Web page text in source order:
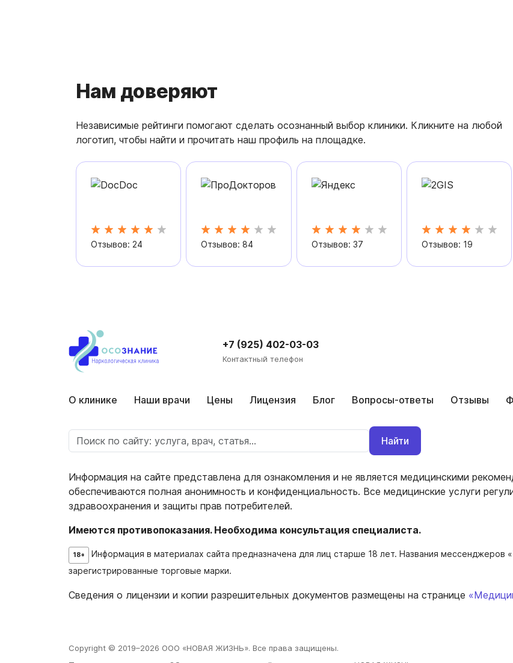
Нам доверяют
Независимые рейтинги помогают сделать осознанный выбор клиники. Кликните на любой
логотип, чтобы найти и прочитать наш профиль на площадке.
Отзывов: 24 Отзывов: 84 Отзывов: 37 Отзывов: 19
+7 (925) 402-03-03
Контактный телефон
О клинике Наши врачи Цены Лицензия Блог Вопросы-ответы Отзывы
Найти
Информация на сайте представлена для ознакомления и не является медицинскими
обеспечиваются полная анонимность и конфиденциальность. Все медицинские услуги
здравоохранения и защиты прав потребителей.
Имеются противопоказания. Необходима консультация специалиста.
18+
Информация в материалах сайта предназначена для лиц старше 18 лет. Названия мессенджеров
зарегистрированные торговые марки.
Сведения о лицензии и копии разрешительных документов размещены на странице
Copyright © 2019–2026 ООО «НОВАЯ ЖИЗНЬ». Все права защищены.